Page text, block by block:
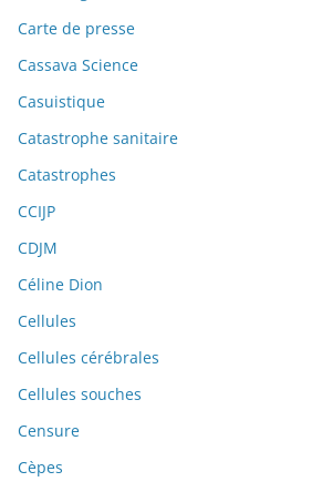
Carte de presse
Cassava Science
Casuistique
Catastrophe sanitaire
Catastrophes
CCIJP
CDJM
Céline Dion
Cellules
Cellules cérébrales
Cellules souches
Censure
Cèpes